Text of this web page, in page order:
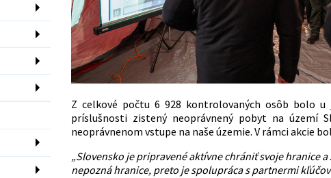
Z celkové počtu 6 928 kontrolovaných osôb bolo
príslušnosti zistený neoprávnený pobyt na území
neoprávnenom vstupe na naše územie. V rámci akcie
„Slovensko je pripravené aktívne chrániť svoje hranice
nepozná hranice, preto je spolupráca s partnermi